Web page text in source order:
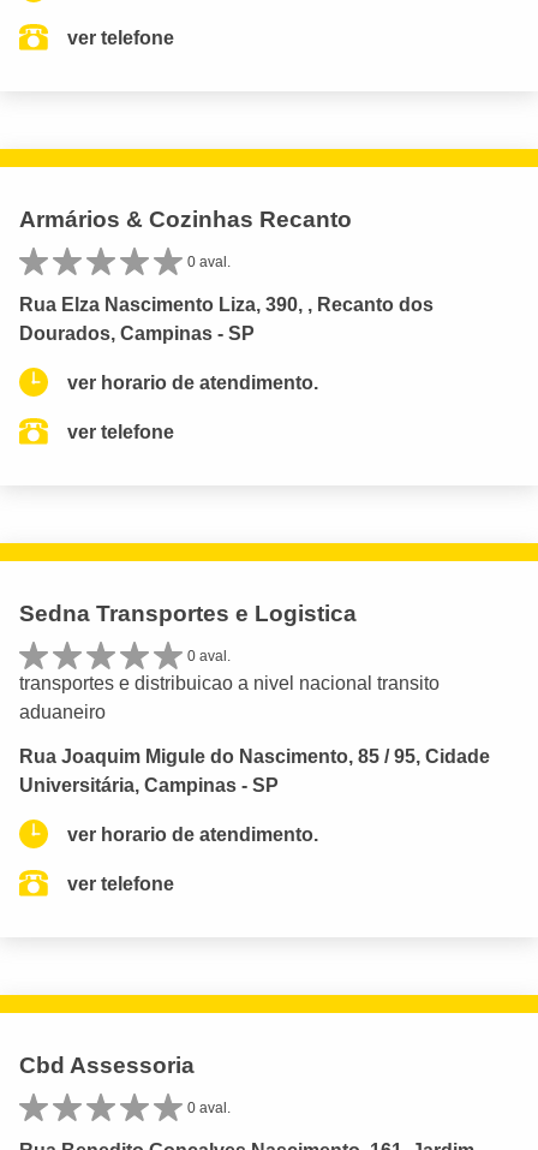
ver telefone
Armários & Cozinhas Recanto
0 aval.
Rua Elza Nascimento Liza, 390, , Recanto dos
Dourados, Campinas - SP
ver horario de atendimento.
ver telefone
Sedna Transportes e Logistica
0 aval.
transportes e distribuicao a nivel nacional transito
aduaneiro
Rua Joaquim Migule do Nascimento, 85 / 95, Cidade
Universitária, Campinas - SP
ver horario de atendimento.
ver telefone
Cbd Assessoria
0 aval.